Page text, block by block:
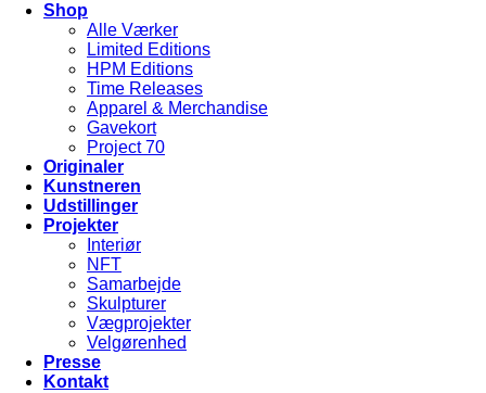
Shop
Alle Værker
Limited Editions
HPM Editions
Time Releases
Apparel & Merchandise
Gavekort
Project 70
Originaler
Kunstneren
Udstillinger
Projekter
Interiør
NFT
Samarbejde
Skulpturer
Vægprojekter
Velgørenhed
Presse
Kontakt